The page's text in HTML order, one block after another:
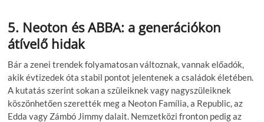
5. Neoton és ABBA: a generációkon
átívelő hidak
Bár a zenei trendek folyamatosan változnak, vannak előadók,
akik évtizedek óta stabil pontot jelentenek a családok életében.
A kutatás szerint sokan a szüleiknek vagy nagyszüleiknek
köszönhetően szerették meg a Neoton Família, a Republic, az
Edda vagy Zámbó Jimmy dalait. Nemzetközi fronton pedig az